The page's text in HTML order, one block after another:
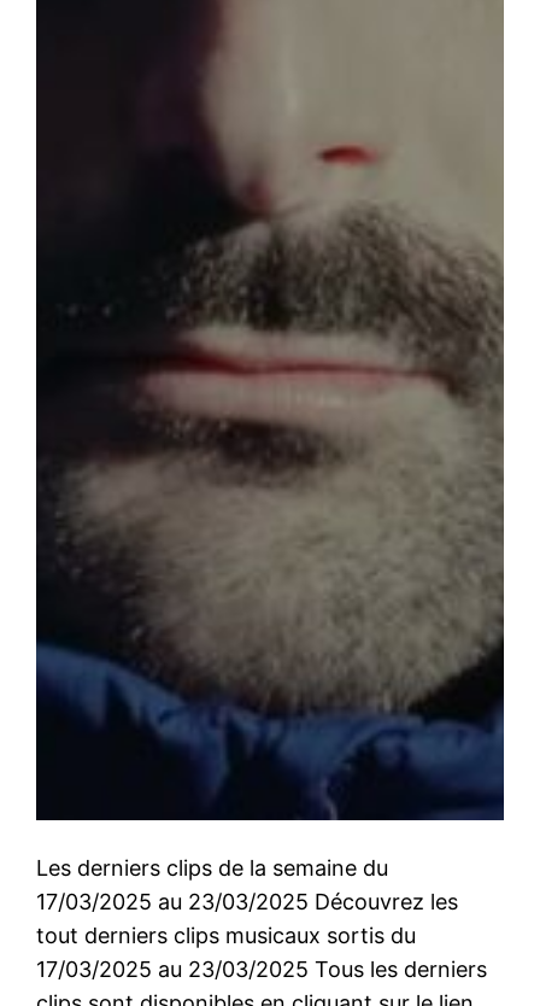
Les derniers clips de la semaine du
17/03/2025 au 23/03/2025 Découvrez les
tout derniers clips musicaux sortis du
17/03/2025 au 23/03/2025 Tous les derniers